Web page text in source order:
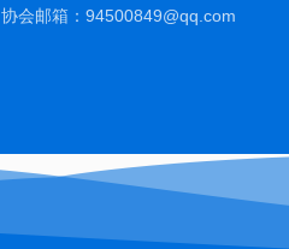
协会邮箱： 94500849@qq.com